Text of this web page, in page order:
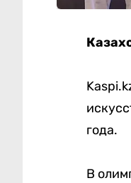
года.
В